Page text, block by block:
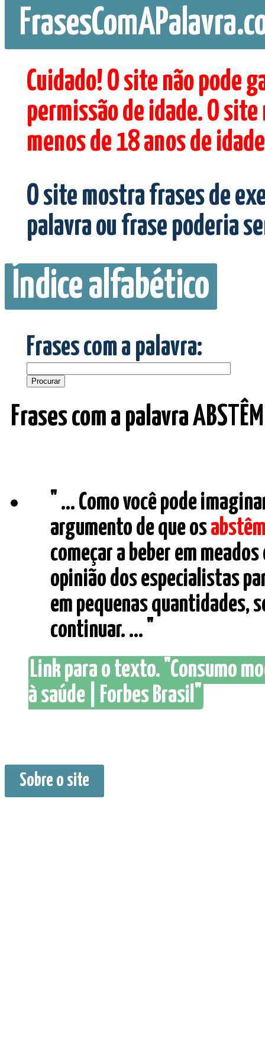
Cuidado! O site não pode
permissão de idade. O
menos de 18 anos de
O site mostra frases de
palavra ou frase poderia
Índice alfabético
Frases com a palavra:
Frases com a palavra
" ... Como você pode
argumento de que os
começar a beber em
opinião dos especialistas
em pequenas quantidades,
continuar. ... "
Link para o texto. "Consumo
à saúde | Forbes Brasil"
Sobre o site